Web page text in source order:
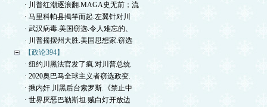
· 川普红潮逐浪翻.MAGA史无前；流
· 马里科帕县揭竿而起.左翼针对川
· 武汉病毒.美国窃选.令人难忘的、
· 川普摇摆州大胜.美国思想家.窃选
【政论394】
· 纽约川黑法官发了疯.对川普总统
· 2020奥巴马全球主义者窃选政变.
· 揪内奸.川黑后台索罗斯.《禁止中
· 世界厌恶巴勒斯坦.贼白灯开放边